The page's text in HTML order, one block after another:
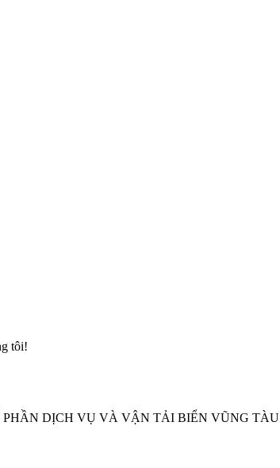
tôi!
PHẦN DỊCH VỤ VÀ VẬN TẢI BIỂN VŨNG TÀU